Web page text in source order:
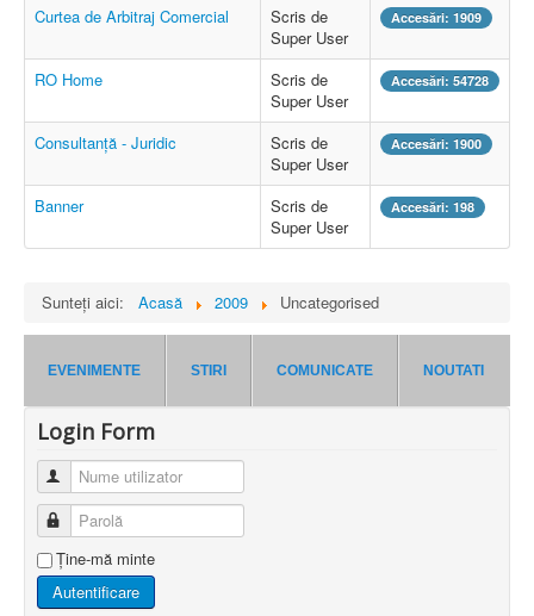
Curtea de Arbitraj Comercial
Scris de
Super User
Accesări: 1909
RO Home
Scris de
Super User
Accesări: 54728
Consultanță - Juridic
Scris de
Super User
Accesări: 1900
Banner
Scris de
Super User
Accesări: 198
Sunteți aici: Acasă 2009 Uncategorised
EVENIMENTE STIRI COMUNICATE NOUTATI
Login Form
Nume utilizator
Parolă
Ţine-mă minte
Autentificare